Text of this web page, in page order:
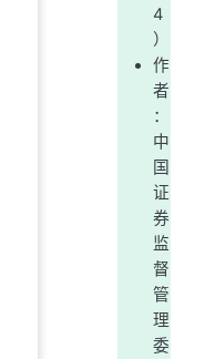
4
）
作
者
：
中
国
证
券
监
督
管
理
委